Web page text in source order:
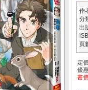
作
分
出
頁
定
優
書